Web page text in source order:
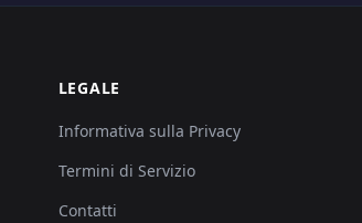
LEGALE
Informativa sulla Privacy
Termini di Servizio
Contatti